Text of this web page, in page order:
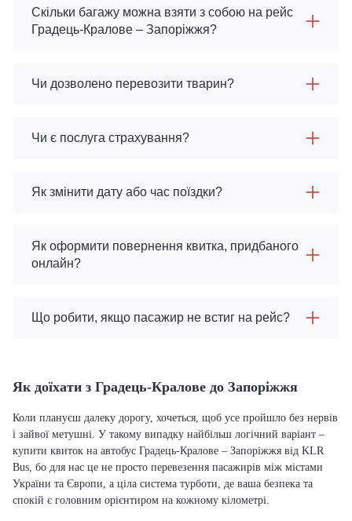
Скільки багажу можна взяти з собою на рейс
Градець-Кралове – Запоріжжя?
Чи дозволено перевозити тварин?
Чи є послуга страхування?
Як змінити дату або час поїздки?
Як оформити повернення квитка, придбаного
онлайн?
Що робити, якщо пасажир не встиг на рейс?
Як доїхати з Градець-Кралове до Запоріжжя
Коли плануєш далеку дорогу, хочеться, щоб усе пройшло без нервів
і зайвої метушні. У такому випадку найбільш логічний варіант –
купити квиток на автобус Градець-Кралове – Запоріжжя від KLR
Bus, бо для нас це не просто перевезення пасажирів між містами
України та Європи, а ціла система турботи, де ваша безпека та
спокій є головним орієнтиром на кожному кілометрі.